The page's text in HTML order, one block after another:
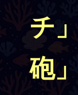
チ
砲」